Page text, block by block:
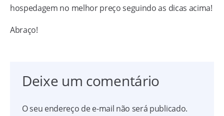
hospedagem no melhor preço seguindo as dicas acima!
Abraço!
Deixe um comentário
O seu endereço de e-mail não será publicado.